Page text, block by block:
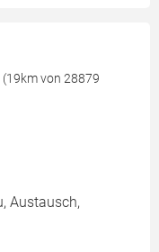
von 28879
Austausch,